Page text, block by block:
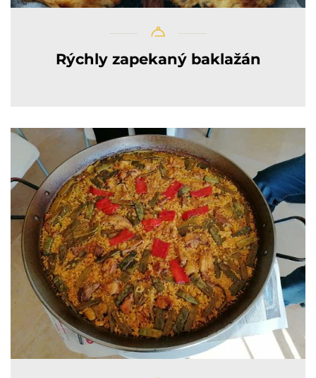
Rýchly zapekaný baklažán